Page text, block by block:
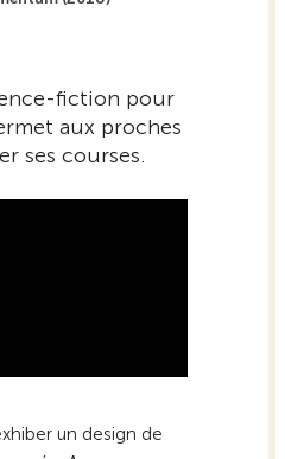
fiction pour
aux proches
ses courses.
un design de